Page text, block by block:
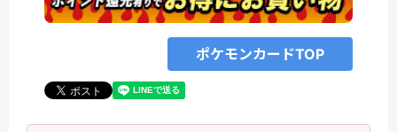
ポケモンカードTOP